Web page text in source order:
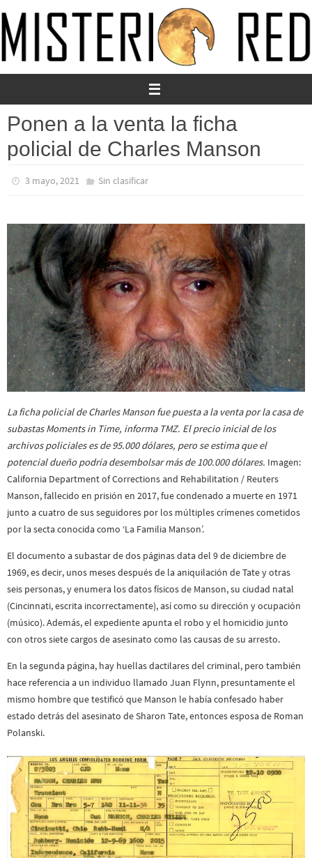
al
contenido
Ponen a la venta la ficha
policial de Charles Manson
3 mayo, 2021 Sin clasificar
La ficha policial de Charles Manson fue puesta a la venta por la casa de
subastas Moments in Time, informa TMZ. El precio inicial de los
archivos policiales es de 95.000 dólares, pero se estima que el
potencial dueño podría desembolsar más de 100.000 dólares. Imagen:
California Department of Corrections and Rehabilitation / Reuters
Manson, fallecido en prisión en 2017, fue condenado a muerte en 1971
junto a cuatro de sus seguidores por los múltiples crímenes cometidos
por la secta conocida como ‘La Familia Manson’.
El documento a subastar de dos páginas data del 9 de diciembre de
1969, es decir, unos meses después de la aniquilación de Tate y otras
seis personas, y enumera los datos físicos de Manson, su ciudad natal
(Cincinnati, escrita incorrectamente), así como su dirección y ocupación
(músico). Además, el expediente apunta el robo y el homicidio junto
con otros siete cargos de asesinato como las causas de su arresto.
En la segunda página, hay huellas dactilares del criminal, pero también
hace referencia a un individuo llamado Juan Flynn, presuntamente el
mismo hombre que testificó que Manson le había confesado haber
estado detrás del asesinato de Sharon Tate, entonces esposa de Roman
Polanski.